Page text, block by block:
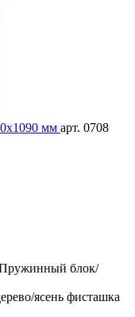
мм арт. 0708
блок/
ясень фисташка